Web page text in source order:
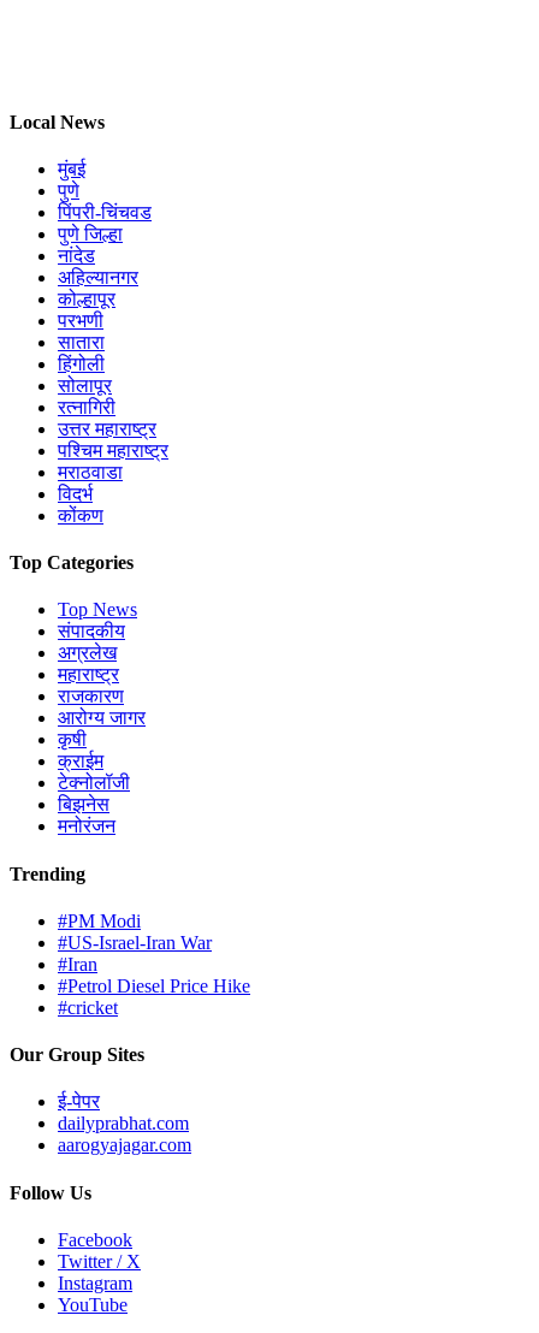
Local News
मुंबई
पुणे
पिंपरी-चिंचवड
पुणे जिल्हा
नांदेड
अहिल्यानगर
कोल्हापूर
परभणी
सातारा
हिंगोली
सोलापूर
रत्नागिरी
उत्तर महाराष्ट्र
पश्चिम महाराष्ट्र
मराठवाडा
विदर्भ
कोंकण
Top Categories
Top News
संपादकीय
अग्रलेख
महाराष्ट्र
राजकारण
आरोग्य जागर
कृषी
क्राईम
टेक्नोलॉजी
बिझनेस
मनोरंजन
Trending
#PM Modi
#US-Israel-Iran War
#Iran
#Petrol Diesel Price Hike
#cricket
Our Group Sites
ई-पेपर
dailyprabhat.com
aarogyajagar.com
Follow Us
Facebook
Twitter / X
Instagram
YouTube